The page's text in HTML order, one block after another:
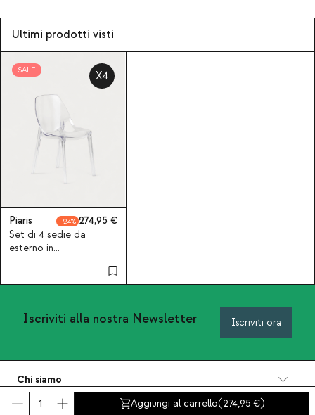
Aggiungi al carrello(274,95 )
Ultimi prodotti visti
SALE X4
Piaris 24
274,95
Set di 4 sedie da
esterno in
Iscriviti alla nostra Newsletter Iscriviti ora
Chi siamo
Categorie
Contatto e aiuto